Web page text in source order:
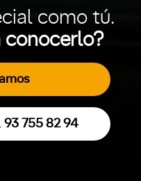
como tú.
conocerlo?
93 755 82 94